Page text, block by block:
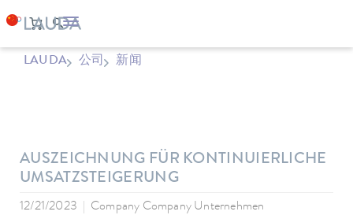
LAUDA 公司 新闻
AUSZEICHNUNG FÜR KONTINUIERLICHE
UMSATZSTEIGERUNG
12/21/2023 Company Company Unternehmen